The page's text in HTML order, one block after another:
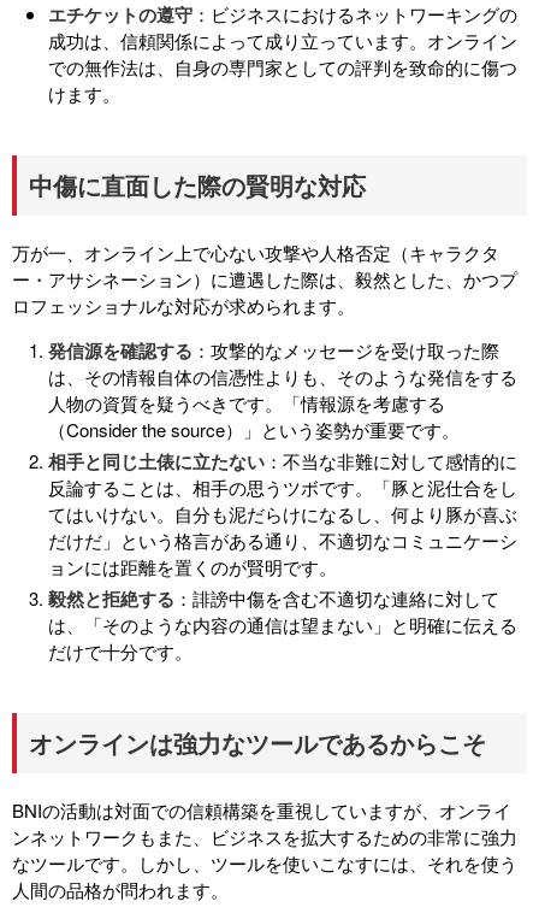
エチケットの遵守 ：ビジネスにおけるネットワーキングの
成功は、信頼関係によって成り立っています。オンライン
での無作法は、自身の専門家としての評判を致命的に傷つ
けます。
中傷に直面した際の賢明な対応
万が一、オンライン上で心ない攻撃や人格否定（キャラクタ
ー・アサシネーション）に遭遇した際は、毅然とした、かつプ
ロフェッショナルな対応が求められます。
発信源を確認する ：攻撃的なメッセージを受け取った際
は、その情報自体の信憑性よりも、そのような発信をする
人物の資質を疑うべきです。「情報源を考慮する
（Consider the source）」という姿勢が重要です。
相手と同じ土俵に立たない ：不当な非難に対して感情的に
反論することは、相手の思うツボです。「豚と泥仕合をし
てはいけない。自分も泥だらけになるし、何より豚が喜ぶ
だけだ」という格言がある通り、不適切なコミュニケーシ
ョンには距離を置くのが賢明です。
毅然と拒絶する ：誹謗中傷を含む不適切な連絡に対して
は、「そのような内容の通信は望まない」と明確に伝える
だけで十分です。
オンラインは強力なツールであるからこそ
BNIの活動は対面での信頼構築を重視していますが、オンライ
ンネットワークもまた、ビジネスを拡大するための非常に強力
なツールです。しかし、ツールを使いこなすには、それを使う
人間の品格が問われます。